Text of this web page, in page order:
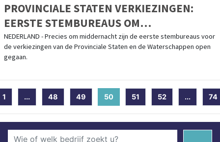
PROVINCIALE STATEN VERKIEZINGEN:
EERSTE STEMBUREAUS OM
MIDDERNACHT AL GEOPEND
NEDERLAND - Precies om middernacht zijn de eerste stembureaus voor
de verkiezingen van de Provinciale Staten en de Waterschappen open
gegaan.
1 ... 48 49 50 (current)
51 52 ... 74